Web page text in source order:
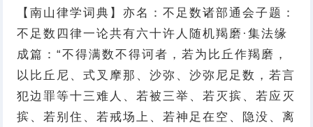
【南山律学词典】亦名：不足数诸部通会子题：
不足数四律一论共有六十许人随机羯磨·集法缘
成篇：“不得满数不得诃者，若为比丘作羯磨，
以比丘尼、式叉摩那、沙弥、沙弥尼足数，若言
犯边罪等十三难人、若被三举、若灭摈、若应灭
摈、若别住、若戒场上、若神足在空、隐没、离